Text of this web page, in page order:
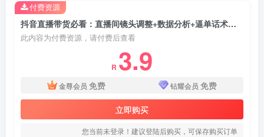
抖音直播带货必看：直播间镜头调整+数据分析+逼单话术，提升直播间人气
此内容为付费资源，请付费后查看
R 3.9
金尊会员 免费 钻耀会员 免费
立即购买
您当前未登录！建议登陆后购买，可保存购买订单
付费资源